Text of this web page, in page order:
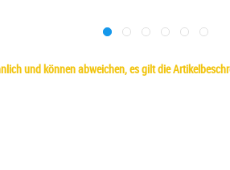
und können abweichen, es gilt die